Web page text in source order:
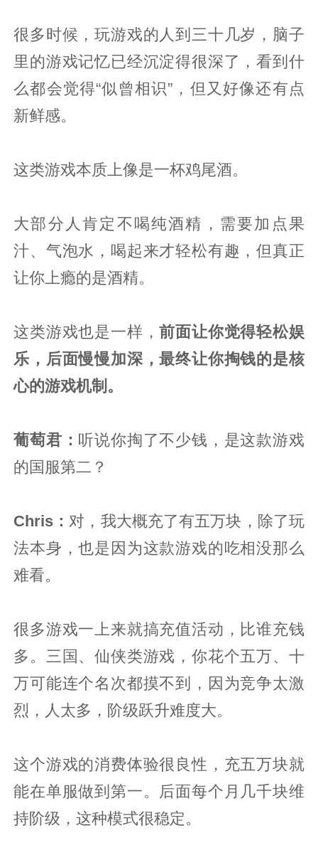
很多时候，玩游戏的人到三十几岁，脑子
里的游戏记忆已经沉淀得很深了，看到什
么都会觉得“似曾相识”，但又好像还有点
新鲜感。
这类游戏本质上像是一杯鸡尾酒。
大部分人肯定不喝纯酒精，需要加点果
汁、气泡水，喝起来才轻松有趣，但真正
让你上瘾的是酒精。
这类游戏也是一样，前面让你觉得轻松娱
乐，后面慢慢加深，最终让你掏钱的是核
心的游戏机制。
葡萄君 ： 听说你掏了不少钱，是这款游戏
的国服第二？
Chris：对，我大概充了有五万块，除了玩
法本身，也是因为这款游戏的吃相没那么
难看。
很多游戏一上来就搞充值活动，比谁充钱
多。三国、仙侠类游戏，你花个五万、十
万可能连个名次都摸不到，因为竞争太激
烈，人太多，阶级跃升难度大。
这个游戏的消费体验很良性，充五万块就
能在单服做到第一。后面每个月几千块维
持阶级，这种模式很稳定。